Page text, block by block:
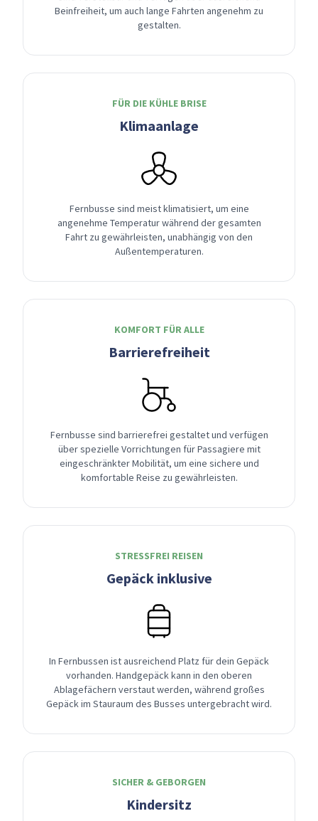
Beinfreiheit, um auch lange Fahrten angenehm zu
gestalten.
FÜR DIE KÜHLE BRISE
Klimaanlage
Fernbusse sind meist klimatisiert, um eine
angenehme Temperatur während der gesamten
Fahrt zu gewährleisten, unabhängig von den
Außentemperaturen.
KOMFORT FÜR ALLE
Barrierefreiheit
Fernbusse sind barrierefrei gestaltet und verfügen
über spezielle Vorrichtungen für Passagiere mit
eingeschränkter Mobilität, um eine sichere und
komfortable Reise zu gewährleisten.
STRESSFREI REISEN
Gepäck inklusive
In Fernbussen ist ausreichend Platz für dein Gepäck
vorhanden. Handgepäck kann in den oberen
Ablagefächern verstaut werden, während großes
Gepäck im Stauraum des Busses untergebracht wird.
SICHER & GEBORGEN
Kindersitz